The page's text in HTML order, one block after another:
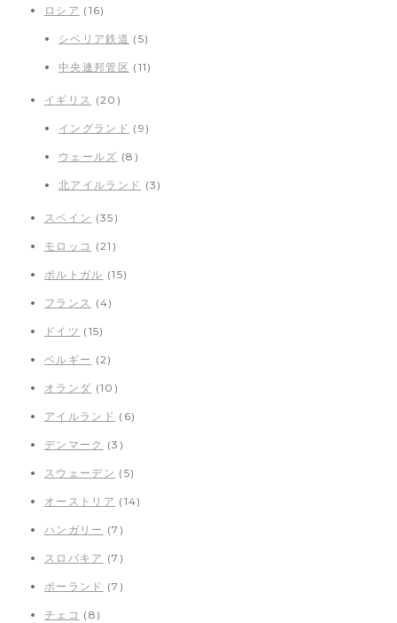
ロシア (16)
シベリア鉄道 (5)
中央連邦管区 (11)
イギリス (20)
イングランド (9)
ウェールズ (8)
北アイルランド (3)
スペイン (35)
モロッコ (21)
ポルトガル (15)
フランス (4)
ドイツ (15)
ベルギー (2)
オランダ (10)
アイルランド (6)
デンマーク (3)
スウェーデン (5)
オーストリア (14)
ハンガリー (7)
スロバキア (7)
ポーランド (7)
チェコ (8)